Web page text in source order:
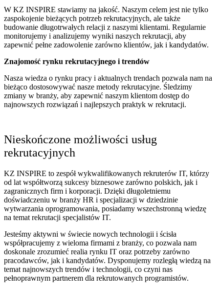
W KZ INSPIRE stawiamy na jakość. Naszym celem jest nie tylko
zaspokojenie bieżących potrzeb rekrutacyjnych, ale także
budowanie długotrwałych relacji z naszymi klientami. Regularnie
monitorujemy i analizujemy wyniki naszych rekrutacji, aby
zapewnić pełne zadowolenie zarówno klientów, jak i kandydatów.
Znajomość rynku rekrutacyjnego i trendów
Nasza wiedza o rynku pracy i aktualnych trendach pozwala nam na
bieżąco dostosowywać nasze metody rekrutacyjne. Śledzimy
zmiany w branży, aby zapewnić naszym klientom dostęp do
najnowszych rozwiązań i najlepszych praktyk w rekrutacji.
Nieskończone możliwości usług
rekrutacyjnych
KZ INSPIRE to zespół wykwalifikowanych rekruterów IT, którzy
od lat współtworzą sukcesy biznesowe zarówno polskich, jak i
zagranicznych firm i korporacji. Dzięki długoletniemu
doświadczeniu w branży HR i specjalizacji w dziedzinie
wytwarzania oprogramowania, posiadamy wszechstronną wiedzę
na temat rekrutacji specjalistów IT.
Jesteśmy aktywni w świecie nowych technologii i ścisła
współpracujemy z wieloma firmami z branży, co pozwala nam
doskonale zrozumieć realia rynku IT oraz potrzeby zarówno
pracodawców, jak i kandydatów. Dysponujemy rozległą wiedzą na
temat najnowszych trendów i technologii, co czyni nas
pełnoprawnym partnerem dla rekrutowanych programistów.